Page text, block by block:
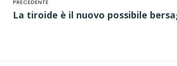
La tiroide è il nuovo possibile